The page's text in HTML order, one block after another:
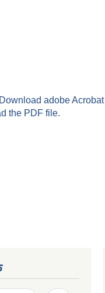
Download adobe Acrobat
the PDF file.